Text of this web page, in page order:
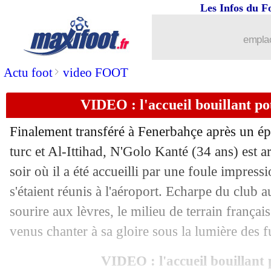
Actu foot> video FOOT
Les Infos du
VIDEO : l'accueil bouillant
Finalement transféré à Fenerbahçe après un
turc et Al-Ittihad, N'Golo Kanté (34 ans) est
soir où il a été accueilli par une foule
s'étaient réunis à l'aéroport. Echarpe du club
sourire aux lèvres, le milieu de terrain
venus chanter à sa gloire sous la lumière des
VIDEO : l'accueil bouillant
: Gnabry prolonge jusqu'en
05/02 Real: cinq intouchables pour Arbeloa
05/02 TFC: Abu récupère plus vite que
Man City: Guehi, l'incompréhension
05/02 Al Ittihad : un ancien se paie
05/02 Newell's: un plan pour rapatrier
05/02 Lyon: Benzema, Endrick la joue